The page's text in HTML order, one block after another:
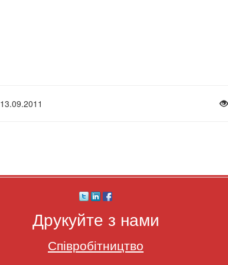
13.09.2011
Друкуйте з нами
Співробітництво